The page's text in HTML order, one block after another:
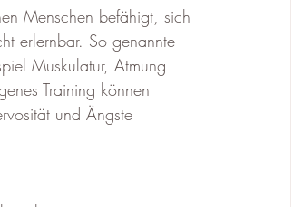
Menschen befähigt, sich
erlernbar. So genannte
Muskulatur, Atmung
Training können
und Ängste